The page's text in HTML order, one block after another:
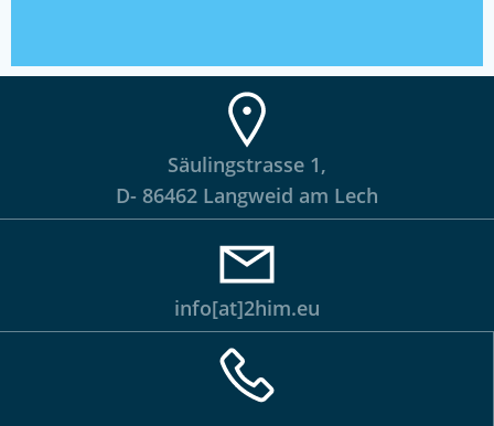
Säulingstrasse 1,
D- 86462 Langweid am Lech
info[at]2him.eu